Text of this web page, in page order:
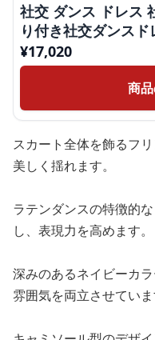
社交 ダンス ドレス
り付き社交ダンスド
¥17,020
商
スカート全体を飾るフ
美しく揺れます。
ラテンダンスの特徴的
し、表現力を高めます。
深みのあるネイビーカ
雰囲気を両立させていま